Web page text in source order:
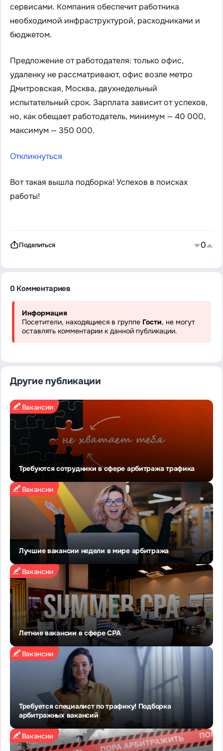
сервисами. Компания обеспечит работника
необходимой инфраструктурой, расходниками и
бюджетом.
Предложение от работодателя: только офис,
удаленку не рассматривают, офис возле метро
Дмитровская, Москва, двухнедельный
испытательный срок. Зарплата зависит от успехов,
но, как обещает работодатель, минимум — 40 000,
максимум — 350 000.
Откликнуться
Вот такая вышла подборка! Успехов в поисках
работы!
Поделиться 0
0 Комментариев
Информация
Посетители, находящиеся в группе Гости, не могут
оставлять комментарии к данной публикации.
Другие публикации
Вакансии
Требуются сотрудники в сфере арбитража трафика
Вакансии
Лучшие вакансии недели в мире арбитража
Вакансии
Летние вакансии в сфере СРА
Вакансии
Требуется специалист по трафику! Подборка
арбитражных вакансий
Вакансии